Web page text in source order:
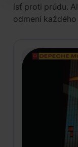
ísť proti prúdu.
odmení